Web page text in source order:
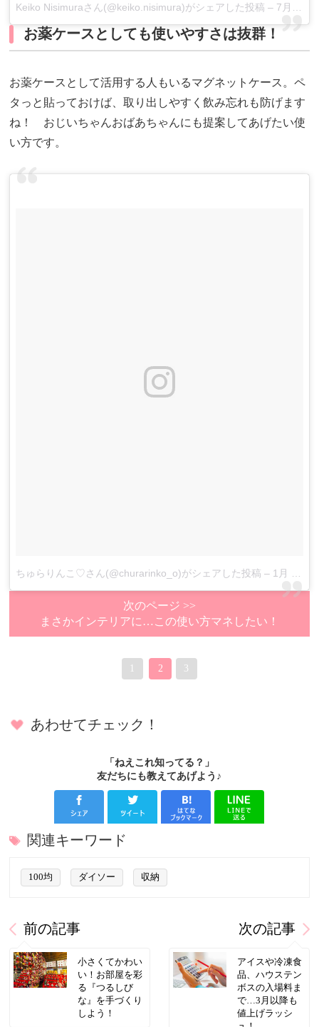
Keiko Nisimuraさん(@keiko.nisimura)がシェアした投稿 – 7月 9, 2017 at 11:55午後 PDT
お薬ケースとしても使いやすさは抜群！
お薬ケースとして活用する人もいるマグネットケース。ペ
タっと貼っておけば、取り出しやすく飲み忘れも防げます
ね！ おじいちゃんおばあちゃんにも提案してあげたい使
い方です。
ちゅらりんこ♡さん(@churarinko_o)がシェアした投稿 – 1月 7, 2018 at 4:02午前 PST
次のページ >>
まさかインテリアに…この使い方マネしたい！
2 3
あわせてチェック！
「ねえこれ知ってる？」
友だちにも教えてあげよう♪
関連キーワード
100均 ダイソー 収納
前の記事
小さくてかわい
い！お部屋を彩
る『つるしび
な』を手づくり
しよう！
次の記事
アイスや冷凍食
品、ハウステン
ボスの入場料ま
で…3月以降も
値上げラッシ